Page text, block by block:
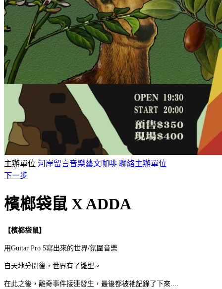
主辦單位 河岸留言音樂藝文咖啡 聯絡主辦單位
下一步
檳榔袋鼠 X ADDA
【檳榔袋鼠】
用Guitar Pro 5寫出來的世界/氛圍音樂
自天地分開後，世界有了雛型。
在此之後，離奇事件接連發生，最後都被祂記錄了下來....